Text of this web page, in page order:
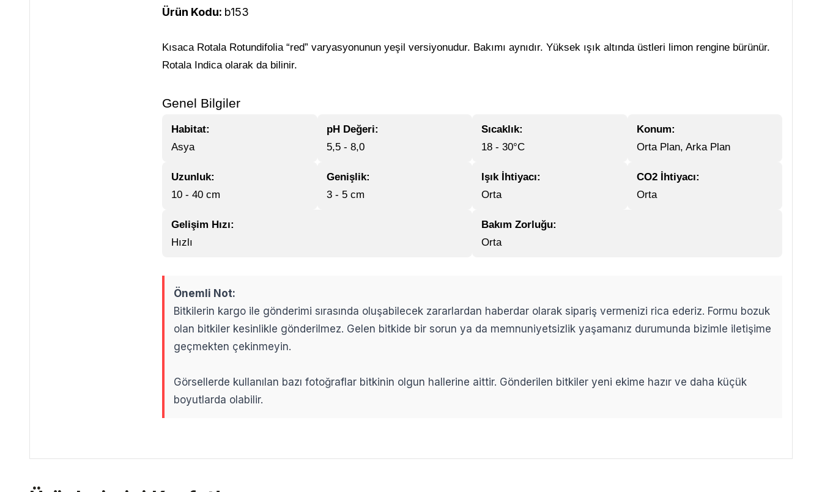
Ürün Kodu: b153
Kısaca Rotala Rotundifolia “red” varyasyonunun yeşil versiyonudur. Bakımı aynıdır. Yüksek ışık altında üstleri limon rengine bürünür.
Rotala Indica olarak da bilinir.
Genel Bilgiler
Habitat:
Asya
pH Değeri:
5,5 - 8,0
Sıcaklık:
18 - 30°C
Konum:
Orta Plan, Arka Plan
Uzunluk:
10 - 40 cm
Genişlik:
3 - 5 cm
Işık İhtiyacı:
Orta
CO2 İhtiyacı:
Orta
Gelişim Hızı:
Hızlı
Bakım Zorluğu:
Orta
Önemli Not:
Bitkilerin kargo ile gönderimi sırasında oluşabilecek zararlardan haberdar olarak sipariş vermenizi rica ederiz. Formu bozuk
olan bitkiler kesinlikle gönderilmez. Gelen bitkide bir sorun ya da memnuniyetsizlik yaşamanız durumunda bizimle iletişime
geçmekten çekinmeyin.
Görsellerde kullanılan bazı fotoğraflar bitkinin olgun hallerine aittir. Gönderilen bitkiler yeni ekime hazır ve daha küçük
boyutlarda olabilir.